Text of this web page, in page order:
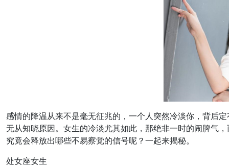
感情的降温从来不是毫无征兆的，一个人突然冷淡你，背后
无从知晓原因。女生的冷淡尤其如此，那绝非一时的闹脾气
究竟会释放出哪些不易察觉的信号呢？一起来揭秘。
处女座女生